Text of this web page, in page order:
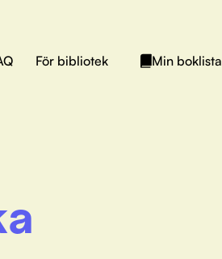
För bibliotek Min boklista